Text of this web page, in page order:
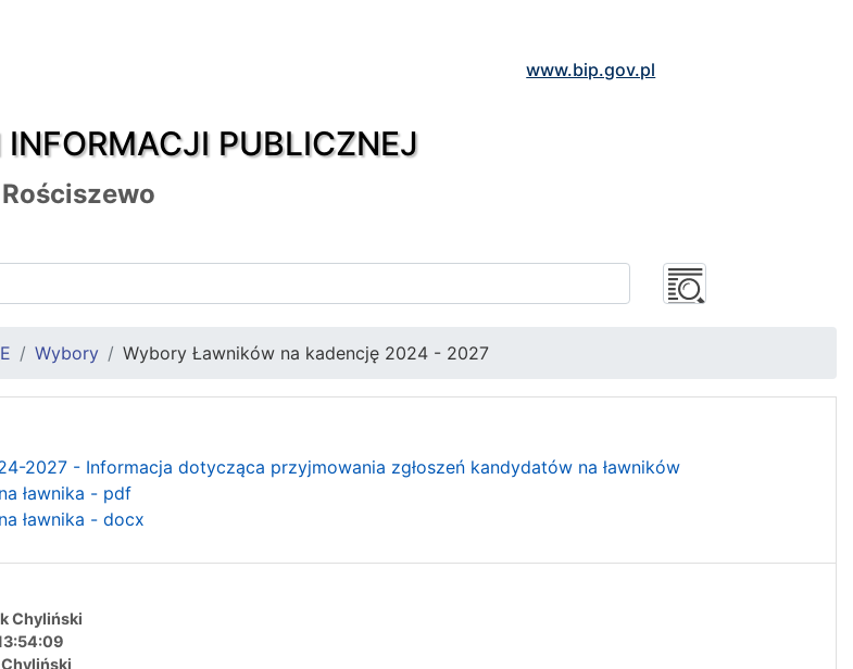
PUBLICZNEJ
www.bip.gov.pl
Wybory Wybory Ławników na kadencję 2024 - 2027
2027 - Informacja dotycząca przyjmowania zgłoszeń kandydatów na ławników
ławnika - pdf
ławnika - docx
Chyliński